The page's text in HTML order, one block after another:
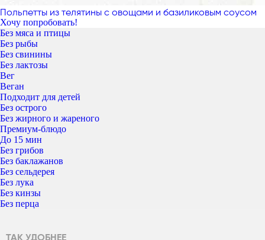
Польпетты из телятины с овощами и базиликовым соусом
Хочу попробовать!
Без мяса и птицы
Без рыбы
Без свинины
Без лактозы
Вег
Веган
Подходит для детей
Без острого
Без жирного и жареного
Премиум-блюдо
До 15 мин
Без грибов
Без баклажанов
Без сельдерея
Без лука
Без кинзы
Без перца
ТАК УДОБНЕЕ